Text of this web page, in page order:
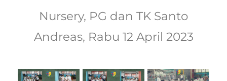
Nursery, PG dan TK Santo
Andreas, Rabu 12 April 2023